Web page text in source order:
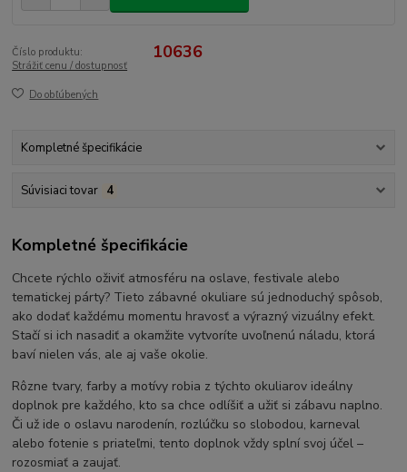
Číslo produktu: 10636
Strážiť cenu / dostupnosť
Do obľúbených
Kompletné špecifikácie
Súvisiaci tovar 4
Kompletné špecifikácie
Chcete rýchlo oživiť atmosféru na oslave, festivale alebo
tematickej párty? Tieto zábavné okuliare sú jednoduchý spôsob,
ako dodať každému momentu hravosť a výrazný vizuálny efekt.
Stačí si ich nasadiť a okamžite vytvoríte uvoľnenú náladu, ktorá
baví nielen vás, ale aj vaše okolie.
Rôzne tvary, farby a motívy robia z týchto okuliarov ideálny
doplnok pre každého, kto sa chce odlíšiť a užiť si zábavu naplno.
Či už ide o oslavu narodenín, rozlúčku so slobodou, karneval
alebo fotenie s priateľmi, tento doplnok vždy splní svoj účel –
rozosmiať a zaujať.